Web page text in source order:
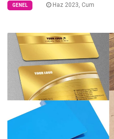
GENEL Haz 2023, Cum